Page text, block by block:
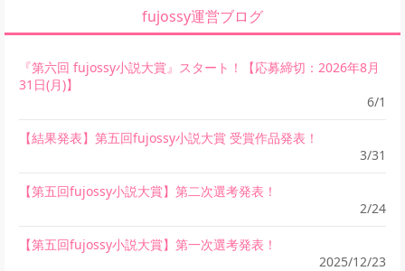
fujossy運営ブログ
『第六回 fujossy小説大賞』スタート！【応募締切：2026年8月
31日(月)】
6/1
【結果発表】第五回fujossy小説大賞 受賞作品発表！
3/31
【第五回fujossy小説大賞】第二次選考発表！
2/24
【第五回fujossy小説大賞】第一次選考発表！
2025/12/23